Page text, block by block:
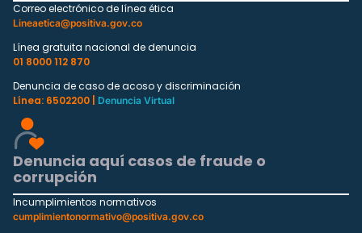
Correo electrónico de línea ética
Lineaetica@positiva.gov.co
Línea gratuita nacional de denuncia
01 8000 112 870
Denuncia de caso de acoso y discriminación
Línea: 6502200 |
Denuncia Virtual
Denuncia aquí casos de fraude o
corrupción
Incumplimientos normativos
cumplimientonormativo@positiva.gov.co